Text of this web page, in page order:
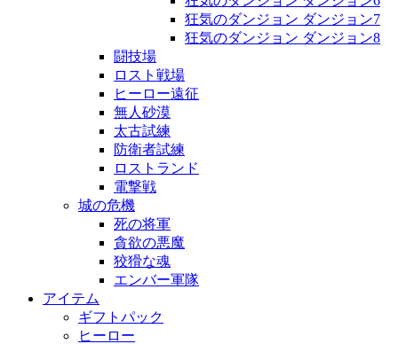
狂気のダンジョン ダンジョン7
狂気のダンジョン ダンジョン8
闘技場
ロスト戦場
ヒーロー遠征
無人砂漠
太古試練
防衛者試練
ロストランド
電撃戦
城の危機
死の将軍
貪欲の悪魔
狡猾な魂
エンバー軍隊
アイテム
ギフトパック
ヒーロー